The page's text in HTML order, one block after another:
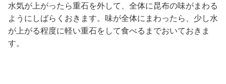
水気が上がったら重石を外して、全体に昆布の味がまわる
ようにしばらくおきます。味が全体にまわったら、少し水
が上がる程度に軽い重石をして食べるまでおいておきま
す。